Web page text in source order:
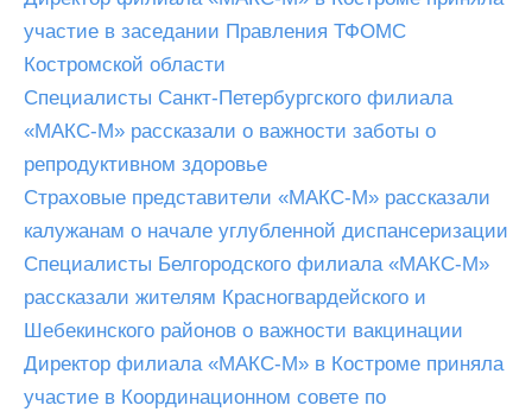
участие в заседании Правления ТФОМС
Костромской области
Специалисты Санкт-Петербургского филиала
«МАКС-М» рассказали о важности заботы о
репродуктивном здоровье
Страховые представители «МАКС-М» рассказали
калужанам о начале углубленной диспансеризации
Специалисты Белгородского филиала «МАКС-М»
рассказали жителям Красногвардейского и
Шебекинского районов о важности вакцинации
Директор филиала «МАКС-М» в Костроме приняла
участие в Координационном совете по